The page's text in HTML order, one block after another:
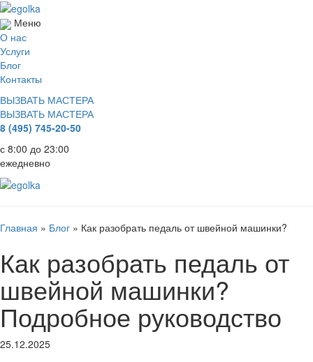
Меню
О нас
Услуги
Блог
Контакты
ВЫЗВАТЬ МАСТЕРА
ВЫЗВАТЬ МАСТЕРА
8 (495) 745-20-50
с 8:00 до 23:00
ежедневно
Главная » Блог » Как разобрать педаль от швейной машинки?
Как разобрать педаль от
швейной машинки?
Подробное руководство
25.12.2025